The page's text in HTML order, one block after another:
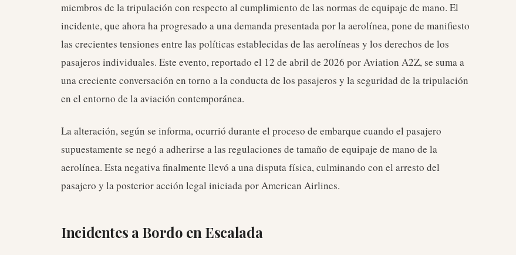
miembros de la tripulación con respecto al cumplimiento de las normas de equipaje de mano. El
incidente, que ahora ha progresado a una demanda presentada por la aerolínea, pone de manifiesto
las crecientes tensiones entre las políticas establecidas de las aerolíneas y los derechos de los
pasajeros individuales. Este evento, reportado el 12 de abril de 2026 por Aviation A2Z, se suma a
una creciente conversación en torno a la conducta de los pasajeros y la seguridad de la tripulación
en el entorno de la aviación contemporánea.
La alteración, según se informa, ocurrió durante el proceso de embarque cuando el pasajero
supuestamente se negó a adherirse a las regulaciones de tamaño de equipaje de mano de la
aerolínea. Esta negativa finalmente llevó a una disputa física, culminando con el arresto del
pasajero y la posterior acción legal iniciada por American Airlines.
Incidentes a Bordo en Escalada